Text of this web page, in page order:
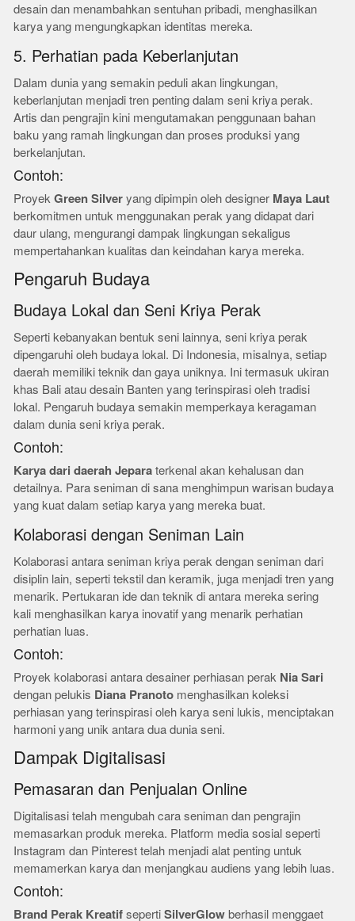
desain dan menambahkan sentuhan pribadi, menghasilkan
karya yang mengungkapkan identitas mereka.
5. Perhatian pada Keberlanjutan
Dalam dunia yang semakin peduli akan lingkungan,
keberlanjutan menjadi tren penting dalam seni kriya perak.
Artis dan pengrajin kini mengutamakan penggunaan bahan
baku yang ramah lingkungan dan proses produksi yang
berkelanjutan.
Contoh:
ProyekGreen Silver yang dipimpin oleh designer Maya Laut
berkomitmen untuk menggunakan perak yang didapat dari
daur ulang, mengurangi dampak lingkungan sekaligus
mempertahankan kualitas dan keindahan karya mereka.
Pengaruh Budaya
Budaya Lokal dan Seni Kriya Perak
Seperti kebanyakan bentuk seni lainnya, seni kriya perak
dipengaruhi oleh budaya lokal. Di Indonesia, misalnya, setiap
daerah memiliki teknik dan gaya uniknya. Ini termasuk ukiran
khas Bali atau desain Banten yang terinspirasi oleh tradisi
lokal. Pengaruh budaya semakin memperkaya keragaman
dalam dunia seni kriya perak.
Contoh:
Karya dari daerah Jepara terkenal akan kehalusan dan
detailnya. Para seniman di sana menghimpun warisan budaya
yang kuat dalam setiap karya yang mereka buat.
Kolaborasi dengan Seniman Lain
Kolaborasi antara seniman kriya perak dengan seniman dari
disiplin lain, seperti tekstil dan keramik, juga menjadi tren yang
menarik. Pertukaran ide dan teknik di antara mereka sering
kali menghasilkan karya inovatif yang menarik perhatian
perhatian luas.
Contoh:
Proyek kolaborasi antara desainer perhiasan perak Nia Sari
dengan pelukis Diana Pranoto menghasilkan koleksi
perhiasan yang terinspirasi oleh karya seni lukis, menciptakan
harmoni yang unik antara dua dunia seni.
Dampak Digitalisasi
Pemasaran dan Penjualan Online
Digitalisasi telah mengubah cara seniman dan pengrajin
memasarkan produk mereka. Platform media sosial seperti
Instagram dan Pinterest telah menjadi alat penting untuk
memamerkan karya dan menjangkau audiens yang lebih luas.
Contoh:
Brand Perak Kreatif sepertiSilverGlow berhasil menggaet